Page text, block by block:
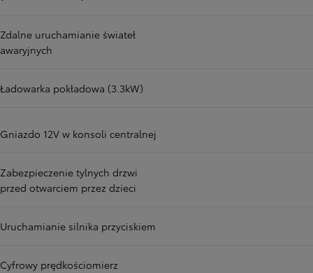
Zdalne uruchamianie świateł
awaryjnych
Ładowarka pokładowa (3.3kW)
Gniazdo 12V w konsoli centralnej
Zabezpieczenie tylnych drzwi
przed otwarciem przez dzieci
Uruchamianie silnika przyciskiem
Cyfrowy prędkościomierz